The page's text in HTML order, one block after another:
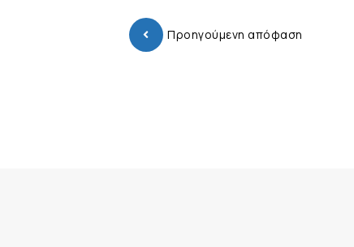
Προηγούμενη απόφαση